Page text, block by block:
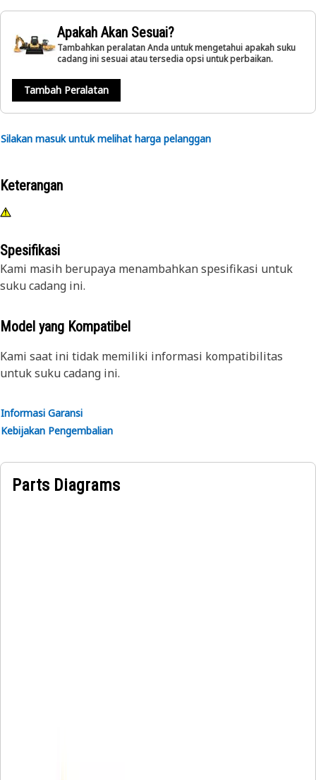
Apakah Akan Sesuai?
Tambahkan peralatan Anda untuk mengetahui apakah suku
cadang ini sesuai atau tersedia opsi untuk perbaikan.
Tambah Peralatan
Silakan masuk untuk melihat harga pelanggan
Keterangan
Spesifikasi
Kami masih berupaya menambahkan spesifikasi untuk
suku cadang ini.
Model yang Kompatibel
Kami saat ini tidak memiliki informasi kompatibilitas
untuk suku cadang ini.
Informasi Garansi
Kebijakan Pengembalian
Parts Diagrams